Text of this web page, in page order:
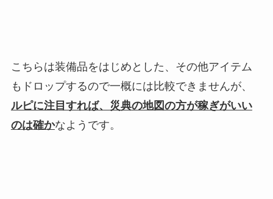
こちらは装備品をはじめとした、その他アイテム
もドロップするので一概には比較できませんが、
ルピに注目すれば、災典の地図の方が稼ぎがいい
のは確かなようです。